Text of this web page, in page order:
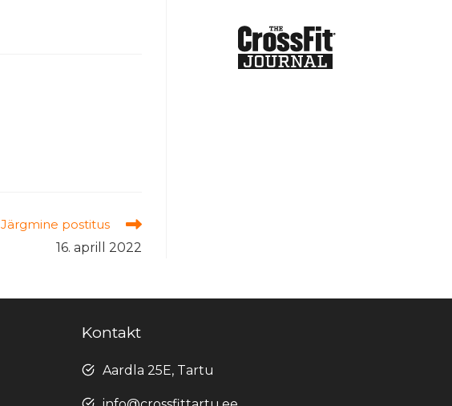
Järgmine postitus
16. aprill 2022
Kontakt
Aardla 25E, Tartu